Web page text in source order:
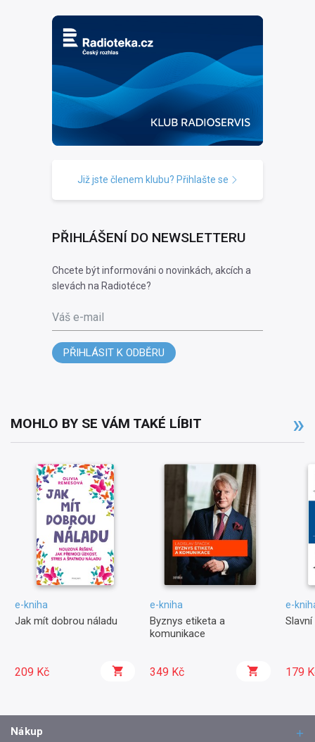
Již jste členem klubu? Přihlašte se
PŘIHLÁŠENÍ DO NEWSLETTERU
Chcete být informováni o novinkách, akcích a
slevách na Radiotéce?
Váš e-mail
PŘIHLÁSIT K ODBĚRU
MOHLO BY SE VÁM TAKÉ LÍBIT
e-kniha
Jak mít dobrou náladu
209 Kč
e-kniha
Byznys etiketa a
komunikace
349 Kč
e-
179
Nákup